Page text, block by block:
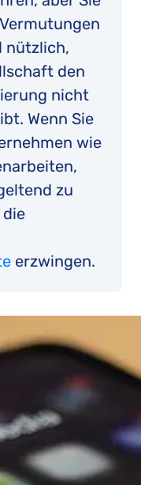
nützlich,
den
nicht
Wenn Sie
wie
zu
die
erzwingen.